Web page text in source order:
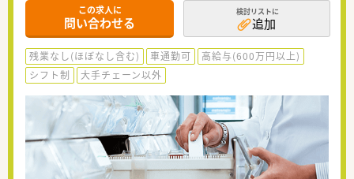
この求人に
問い合わせる
検討リストに
追加
残業なし(ほぼなし含む) 車通勤可
高給与(600万円以上)
シフト制
大手チェーン以外